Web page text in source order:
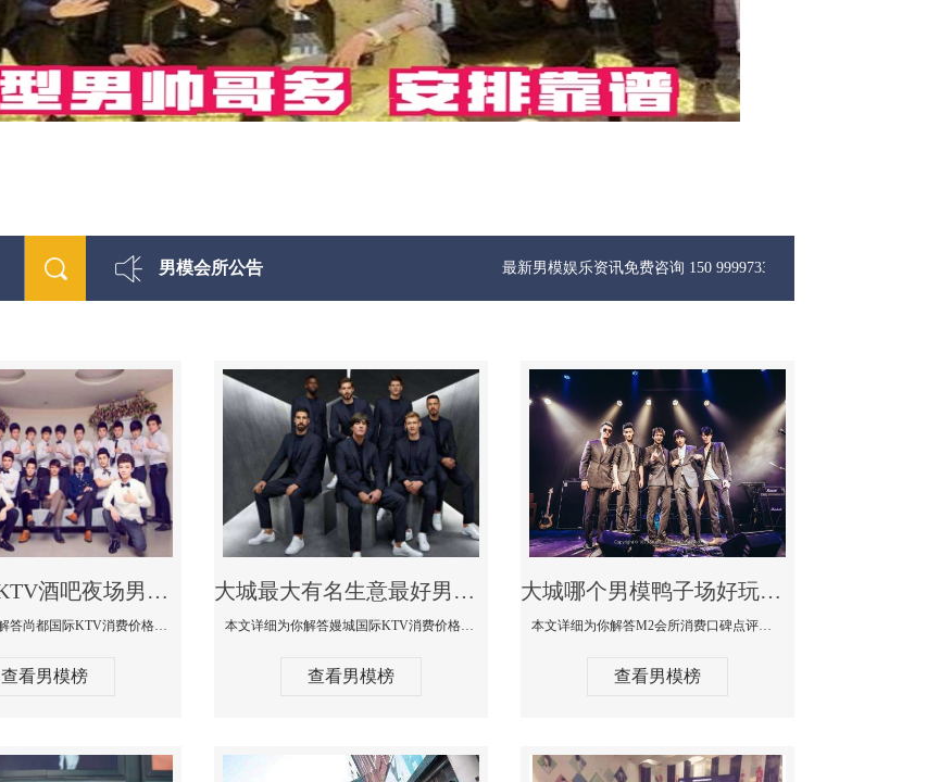
男模会所公告 最新男模娱乐资讯免费咨询 150 99997335微信同步
大城哪个KTV酒吧夜场男模公关型男最帅-尚都国际KTV消费价格点评
本文详细为你解答尚都国际KTV消费价格点评，更多关于哪个KTV酒吧夜场男模公关型男最帅免费咨询150 99997335微信同步
查看男模榜
大城最大有名生意最好男模少爷场KTV体验-嫚城国际KTV消费价格点评
本文详细为你解答嫚城国际KTV消费价格口碑点评，更多关于最大有名生意最好男模少爷场KTV体验免费咨询150 99997335微信同步！
查看男模榜
大城哪个男模鸭子场好玩陪酒服务好-M2会所KTV消费口碑点评
本文详细为你解答M2会所消费口碑点评，更多关于哪个男模鸭子场好玩陪酒服务好免费咨询150 99997335微信同步！
查看男模榜